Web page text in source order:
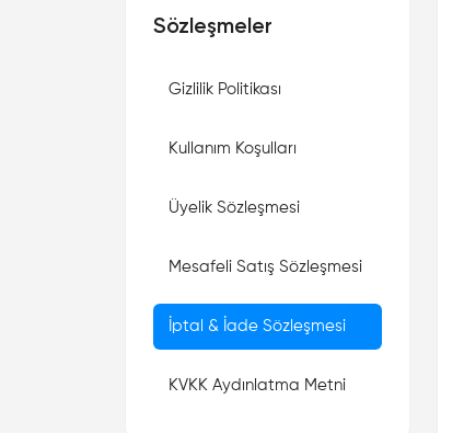
Sözleşmeler
Gizlilik Politikası
Kullanım Koşulları
Üyelik Sözleşmesi
Mesafeli Satış Sözleşmesi
İptal & İade Sözleşmesi
KVKK Aydınlatma Metni